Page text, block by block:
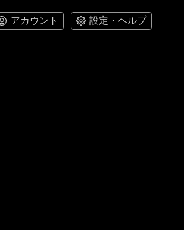
アカウント 設定・ヘルプ